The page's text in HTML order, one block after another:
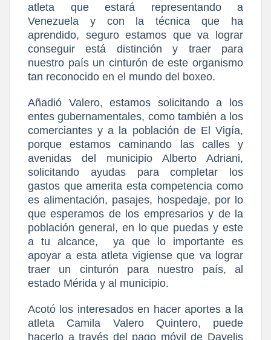
atleta que estará representando a
Venezuela y con la técnica que ha
aprendido, seguro estamos que va lograr
conseguir está distinción y traer para
nuestro país un cinturón de este organismo
tan reconocido en el mundo del boxeo.
Añadió Valero, estamos solicitando a los
entes gubernamentales, como también a los
comerciantes y a la población de El Vigía,
porque estamos caminando las calles y
avenidas del municipio Alberto Adriani,
solicitando ayudas para completar los
gastos que amerita esta competencia como
es alimentación, pasajes, hospedaje, por lo
que esperamos de los empresarios y de la
población general, en lo que puedas y este
a tu alcance,
ya que lo importante es
apoyar a esta atleta vigiense que va lograr
traer un cinturón para nuestro país, al
estado Mérida y al municipio.
Acotó los interesados en hacer aportes a la
atleta Camila Valero Quintero, puede
hacerlo a través del pago móvil de Davelis